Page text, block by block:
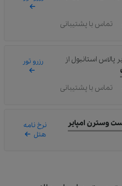
تماس با پشتیبانی
پالاس استانبول از
رزرو تور
تماس با پشتیبانی
وسترن امپایر
نرخ نامه
هتل